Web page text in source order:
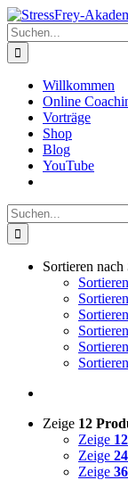
Zum
Inhalt
springen
Suche
nach:
Willkommen
Online
Vorträge
Shop
Blog
YouTube
Suche
nach:
Sortieren nach
Zeige 12
Zeige
Zeige
Zeige